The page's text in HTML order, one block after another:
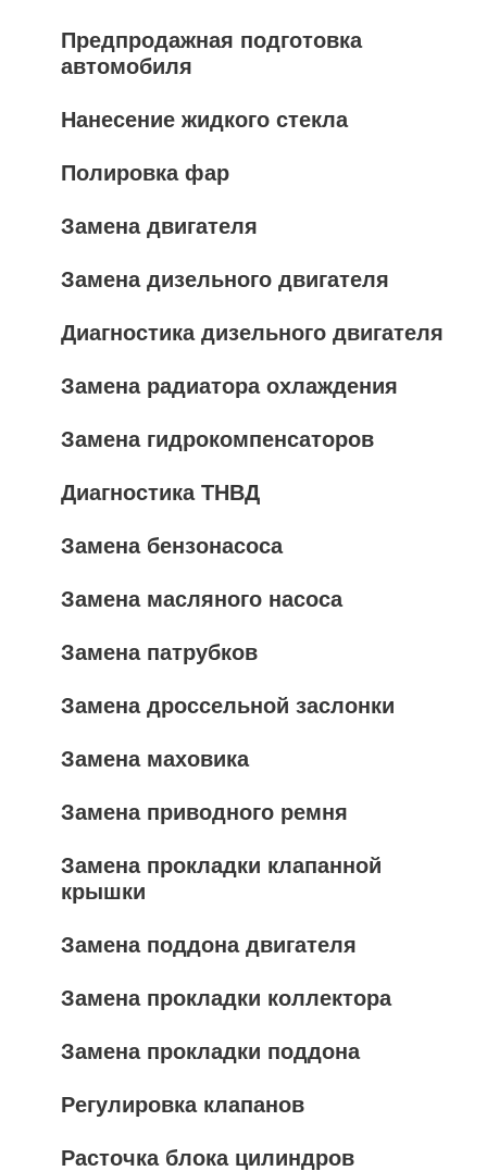
Предпродажная подготовка
автомобиля
Нанесение жидкого стекла
Полировка фар
Замена двигателя
Замена дизельного двигателя
Диагностика дизельного двигателя
Замена радиатора охлаждения
Замена гидрокомпенсаторов
Диагностика ТНВД
Замена бензонасоса
Замена масляного насоса
Замена патрубков
Замена дроссельной заслонки
Замена маховика
Замена приводного ремня
Замена прокладки клапанной
крышки
Замена поддона двигателя
Замена прокладки коллектора
Замена прокладки поддона
Регулировка клапанов
Расточка блока цилиндров